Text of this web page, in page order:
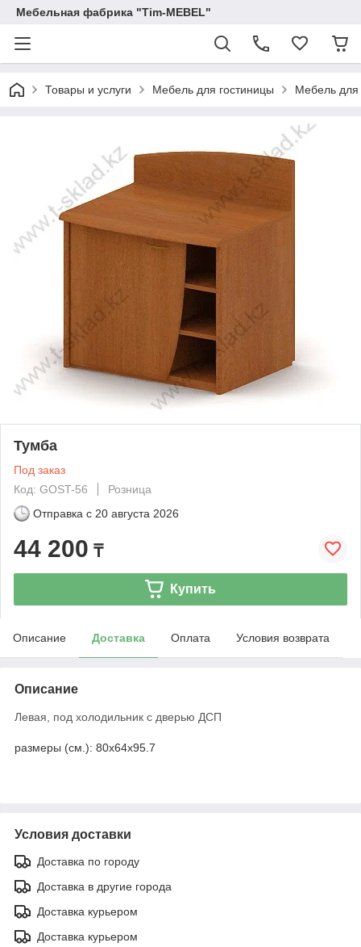
Мебельная фабрика "Tim-MEBEL"
Товары и услуги Мебель для гостиницы Мебель
Тумба
Под заказ
Код: GOST-56
Розница
Отправка с 20 августа 2026
44 200 ₸
Купить
Описание Доставка Оплата Условия возврата
Описание
Левая, под холодильник с дверью ДСП
размеры (см.): 80х64х95.7
Условия доставки
Доставка по городу
Доставка в другие города
Доставка курьером
Доставка курьером